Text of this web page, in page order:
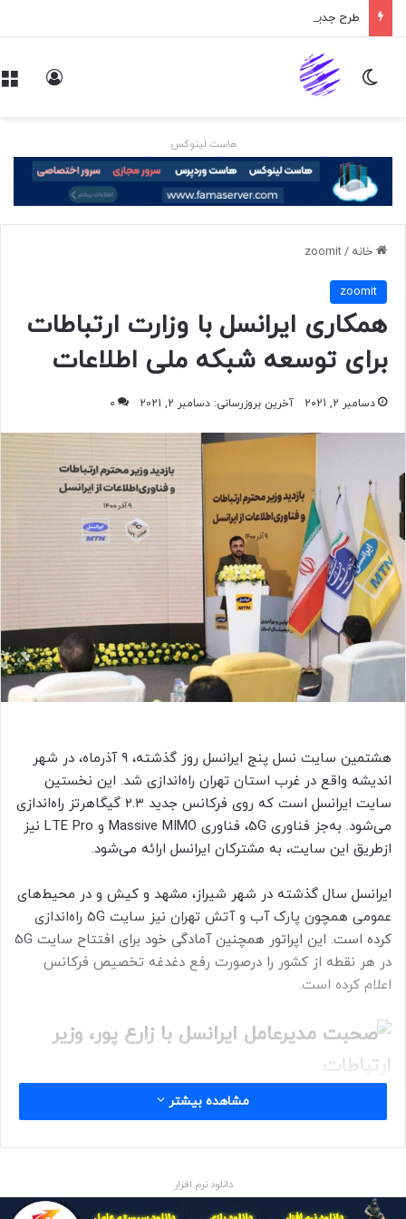
طرح جدید تیک‌تاک در انگلیس
تغییر پوسته
هاست لینوکس
خانه /
zoomit
zoomit
همکاری ایرانسل با وزارت ارتباطات
برای توسعه شبکه ملی اطلاعات
دسامبر 2, 2021 آخرین بروزرسانی: دسامبر 2, 2021 0
هشتمین سایت نسل پنج ایرانسل روز گذشته، ۹ آذرماه، در شهر
اندیشه واقع در غرب استان تهران راه‌اندازی شد. این نخستین
سایت ایرانسل است که روی فرکانس جدید ۲.۳ گیگاهرتز راه‌اندازی
می‌شود. به‌جز فناوری 5G، فناوری Massive MIMO و LTE Pro نیز
ازطریق این سایت، به مشترکان ایرانسل ارائه می‌شود.
ایرانسل سال گذشته در شهر شیراز، مشهد و کیش و در محیط‌های
عمومی همچون پارک آب و آتش تهران نیز سایت 5G راه‌اندازی
کرده است. این اپراتور همچنین آمادگی خود برای افتتاح سایت 5G
در هر نقطه از کشور را درصورت رفع دغدغه تخصیص فرکانس
اعلام کرده است.
به گزارش روابط عمومی ایرانسل،عیسی زارع‌پور، وزیر ارتباطات و
وزیر، طرح توسعه زیرساخت‌های شبکه ملی اطلاعات را معرفی کرد
که شامل نسل پنج تلفن‌همراه، توسعه نسل چهار تلفن همراه
مشاهده بیشتر
دانلود نرم افزار